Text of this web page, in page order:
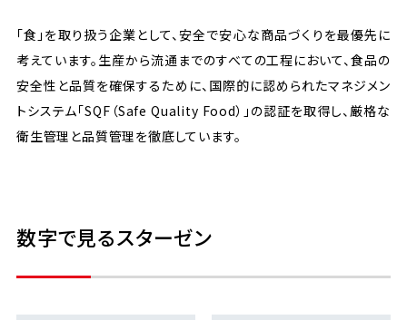
「食」を取り扱う企業として、安全で安心な商品づくりを最優先に
考えています。生産から流通までのすべての工程において、食品の
安全性と品質を確保するために、国際的に認められたマネジメン
トシステム「SQF（Safe Quality Food）」の認証を取得し、厳格な
衛生管理と品質管理を徹底しています。
数字で⾒るスターゼン